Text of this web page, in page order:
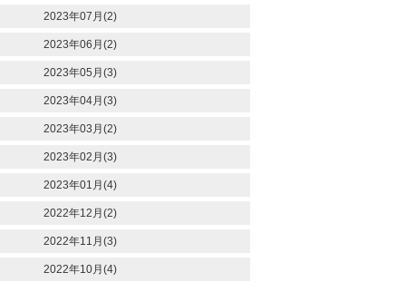
2023年07月(2)
2023年06月(2)
2023年05月(3)
2023年04月(3)
2023年03月(2)
2023年02月(3)
2023年01月(4)
2022年12月(2)
2022年11月(3)
2022年10月(4)